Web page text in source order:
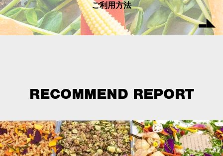
ご利用方法
RECOMMEND REPORT